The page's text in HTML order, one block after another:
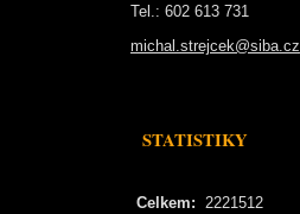
Tel.: 602 613 731
michal.strejcek@siba.cz
STATISTIKY
Celkem: 2221512